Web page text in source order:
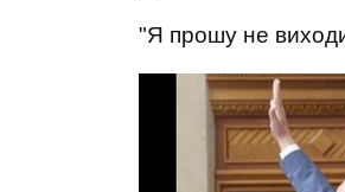
"Я прошу не